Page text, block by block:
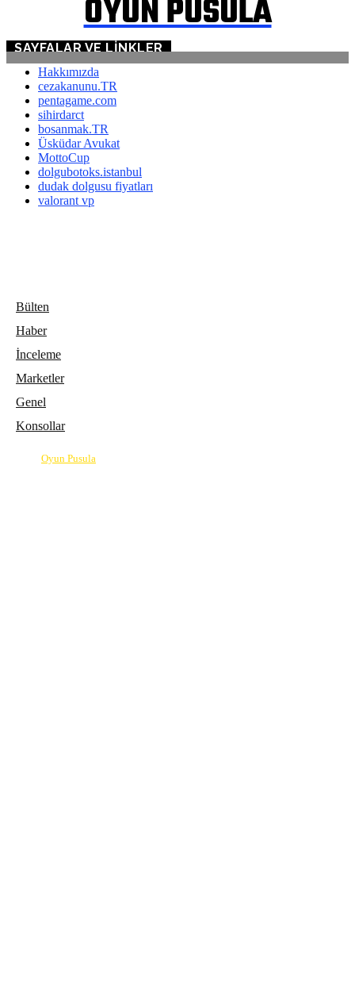
OYUN PUSULA
SAYFALAR VE LINKLER
Hakkımızda
cezakanunu.TR
pentagame.com
sihirdarct
bosanmak.TR
Üsküdar Avukat
MottoCup
dolgubotoks.istanbul
dudak dolgusu fiyatları
valorant vp
Bülten
Haber
İnceleme
Marketler
Genel
Konsollar
Oyun Pusula